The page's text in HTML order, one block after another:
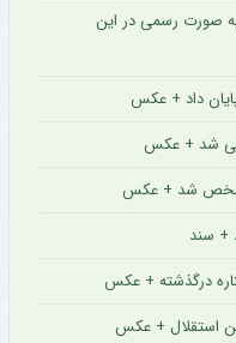
صورت رسمی در این
داد + عکس
شد + عکس
مشخص شد + عکس
+ سند
درگذشته + عکس
استقلال + عکس